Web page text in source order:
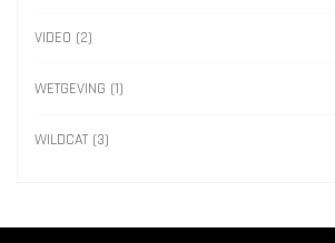
VIDEO (2)
WETGEVING (1)
WILDCAT (3)